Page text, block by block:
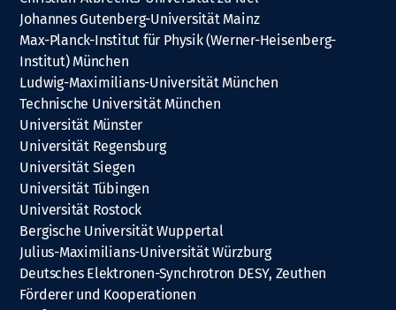
Johannes Gutenberg-Universität Mainz
Max-Planck-Institut für Physik (Werner-Heisenberg-
Institut) München
Ludwig-Maximilians-Universität München
Technische Universität München
Universität Münster
Universität Regensburg
Universität Siegen
Universität Tübingen
Universität Rostock
Bergische Universität Wuppertal
Julius-Maximilians-Universität Würzburg
Deutsches Elektronen-Synchrotron DESY, Zeuthen
Förderer und Kooperationen